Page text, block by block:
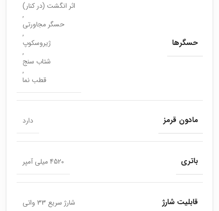
حسگرها
اثر انگشت (در کنار)
,
حسگر مجاورتی
,
ژیروسکوپ
,
شتاب سنج
,
قطب نما
مادون قرمز دارد
باتری 4520 میلی آمپر
قابلیت شارژ شارژ سریع 33 واتی